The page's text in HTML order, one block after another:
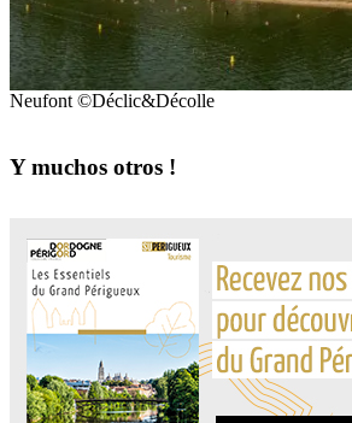
Neufont ©Déclic&Décolle
Y muchos otros !